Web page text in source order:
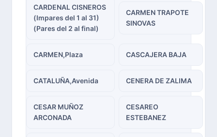
CARDENAL CISNEROS
(Impares del 1 al 31)
(Pares del 2 al final)
CARMEN TRAPOTE
SINOVAS
CARMEN,Plaza CASCAJERA BAJA
CATALUÑA,Avenida CENERA DE ZALIMA
CESAR MUÑOZ
ARCONADA
CESAREO
ESTEBANEZ